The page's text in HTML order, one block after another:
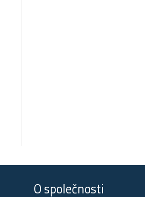
O společnosti